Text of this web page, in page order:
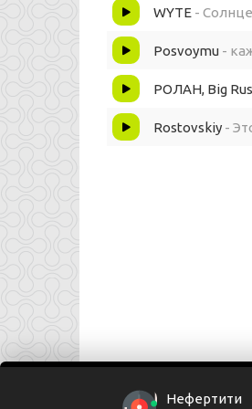
Я думал это в мираже
Богиня блять и в
Я песок ты Нефертити
WYTE -
Posvoymu -
РОЛАН, Big
Rostovskiy -
Нефертити